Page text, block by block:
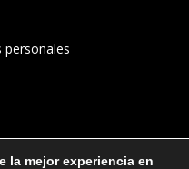
personales
la mejor experiencia en